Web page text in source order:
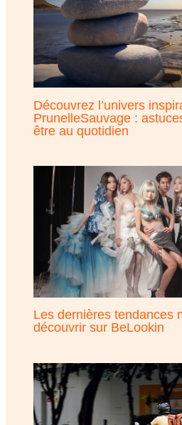
Découvrez l’univers
PrunelleSauvage :
être au quotidien
Les dernières tendances
découvrir sur BeLookin